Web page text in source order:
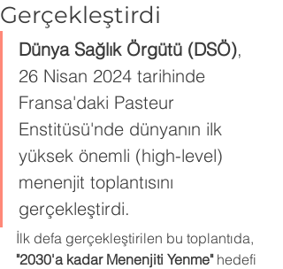
Gerçekleştirdi
Dünya Sağlık Örgütü (DSÖ),
26 Nisan 2024 tarihinde
Fransa'daki Pasteur
Enstitüsü'nde dünyanın ilk
yüksek önemli (high-level)
menenjit toplantısını
gerçekleştirdi.
İlk defa gerçekleştirilen bu toplantıda,
"2030'a kadar Menenjiti Yenme" hedefi